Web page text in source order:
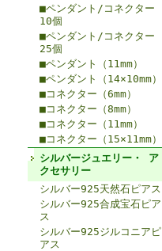
■ペンダント/コネクター
10個
■ペンダント/コネクター
25個
■ペンダント（11mm）
■ペンダント（14×10mm）
■コネクター（6mm）
■コネクター（8mm）
■コネクター（11mm）
■コネクター（15×11mm）
シルバージュエリー・ ア
クセサリー
シルバー925天然石ピアス
シルバー925合成宝石ピア
ス
シルバー925ジルコニアピ
アス